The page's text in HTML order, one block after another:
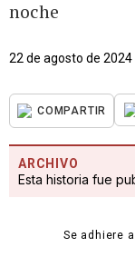
noche
22 de agosto de 2024
COMPARTIR
ARCHIVO
Esta historia fue
Se adhiere